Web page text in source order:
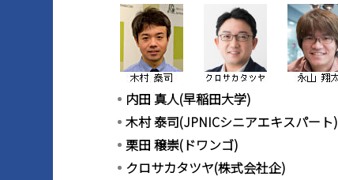
マイページ
内田 真人(早稲田大学)
木村 泰司(JPNICシニアエキスパート)
栗田 穣崇(ドワンゴ)
クロサカタツヤ(株式会社企)